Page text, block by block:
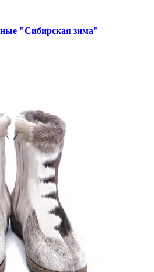
"Сибирская зима"